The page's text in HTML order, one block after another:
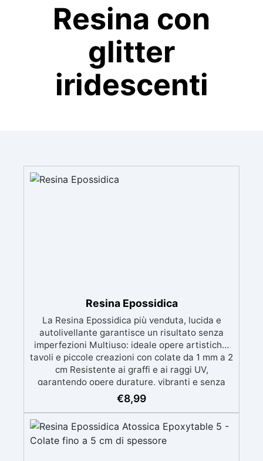
Resina con
glitter
iridescenti
Resina Epossidica
La Resina Epossidica più venduta, lucida e
autolivellante garantisce un risultato senza
imperfezioni Multiuso: ideale opere artistiche,
tavoli e piccole creazioni con colate da 1 mm a 2
cm Resistente ai graffi e ai raggi UV,
garantendo opere durature, vibranti e senza
ingiallimenti nel tempo Bassa viscosità e
formula anti-bolle per risultati impeccabili,
Certificata Atossica post catalisi per contatto
con la pelle, BPA free e VoC Free
€8,99